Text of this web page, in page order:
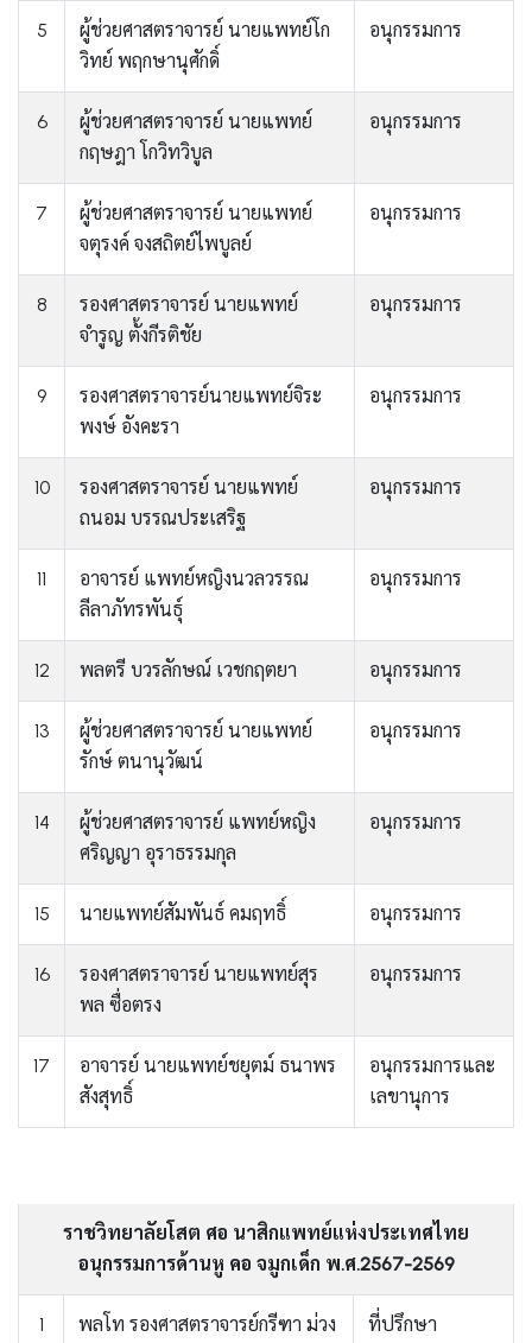
5
ผู้ช่วยศาสตราจารย์ นายแพทย์โก
วิทย์ พฤกษานุศักดิ์
อนุกรรมการ
6
ผู้ช่วยศาสตราจารย์ นายแพทย์
กฤษฎา โกวิทวิบูล
อนุกรรมการ
7
ผู้ช่วยศาสตราจารย์ นายแพทย์
จตุรงค์ จงสถิตย์ไพบูลย์
อนุกรรมการ
8
รองศาสตราจารย์ นายแพทย์
จำรูญ ตั้งกีรติชัย
อนุกรรมการ
9
รองศาสตราจารย์นายแพทย์จิระ
พงษ์ อังคะรา
อนุกรรมการ
10
รองศาสตราจารย์ นายแพทย์
ถนอม บรรณประเสริฐ
อนุกรรมการ
11
อาจารย์ แพทย์หญิงนวลวรรณ
ลีลาภัทรพันธุ์
อนุกรรมการ
12 พลตรี บวรลักษณ์ เวชกฤตยา อนุกรรมการ
13
ผู้ช่วยศาสตราจารย์ นายแพทย์
รักษ์ ตนานุวัฒน์
อนุกรรมการ
14
ผู้ช่วยศาสตราจารย์ แพทย์หญิง
ศริญญา อุราธรรมกุล
อนุกรรมการ
15 นายแพทย์สัมพันธ์ คมฤทธิ์ อนุกรรมการ
16
รองศาสตราจารย์ นายแพทย์สุร
พล ซื่อตรง
อนุกรรมการ
17
อาจารย์ นายแพทย์ชยุตม์ ธนาพร
สังสุทธิ์
อนุกรรมการและ
เลขานุการ
ราชวิทยาลัยโสต ศอ นาสิกแพทย์แห่งประเทศไทย
อนุกรรมการด้านหู คอ จมูกเด็ก พ.ศ.2567-2569
1
พลโท รองศาสตราจารย์กรีฑา ม่วง
ที่ปรึกษา